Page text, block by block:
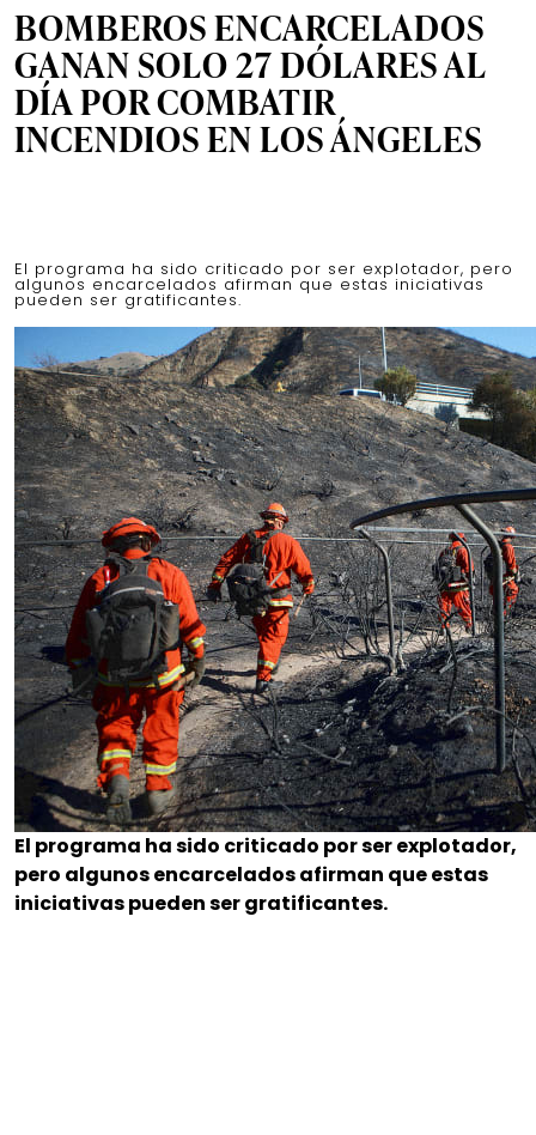
BOMBEROS ENCARCELADOS
GANAN SOLO 27 DÓLARES AL
DÍA POR COMBATIR
INCENDIOS EN LOS ÁNGELES
El programa ha sido criticado por ser explotador, pero
algunos encarcelados afirman que estas iniciativas
pueden ser gratificantes.
El programa ha sido criticado por ser explotador,
pero algunos encarcelados afirman que estas
iniciativas pueden ser gratificantes.